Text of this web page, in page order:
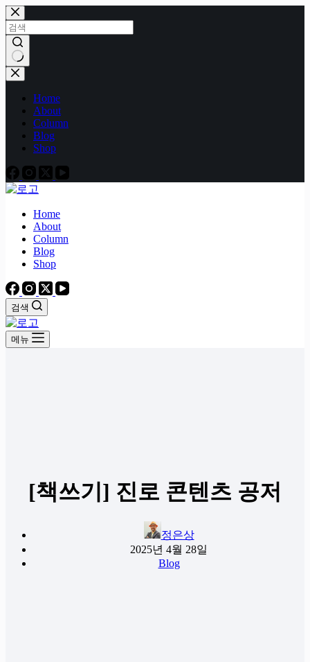
본
문
으
로
건
너
결
Home
About
Column
Blog
Shop
Home
About
Column
Blog
Shop
검색
메뉴
[책쓰기] 진로 콘텐츠 공저
정은상
2025년 4월 28일
Blog